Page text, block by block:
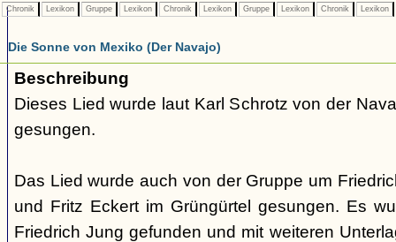
Chronik Lexikon Gruppe Lexikon Chronik Lexikon Gruppe Lexikon Chronik Lexikon
Die Sonne von Mexiko (Der Navajo)
Beschreibung
Dieses Lied wurde laut Karl Schrotz von der
gesungen.
Das Lied wurde auch von der Gruppe um
und Fritz Eckert im Grüngürtel gesungen. Es
Friedrich Jung gefunden und mit weiteren